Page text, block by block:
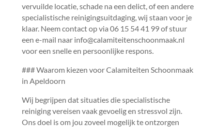
vervuilde locatie, schade na een delict, of een andere
specialistische reinigingsuitdaging, wij staan voor je
klaar.​ Neem contact op via 06 15 54 41 99 of stuur
een e-mail naar info@calamiteitenschoonmaak.​nl
voor een snelle en persoonlijke respons.​
### Waarom kiezen voor Calamiteiten Schoonmaak
in Apeldoorn
Wij begrijpen dat situaties die specialistische
reiniging vereisen vaak gevoelig en stressvol zijn.​
Ons doel is om jou zoveel mogelijk te ontzorgen